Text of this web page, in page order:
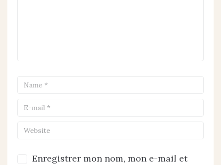
Enregistrer mon nom, mon e-mail et